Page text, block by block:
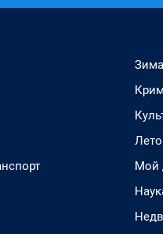
Зима
Лето
Мой